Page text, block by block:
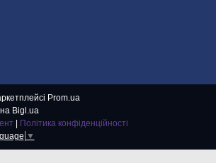
Prom.ua
Bigl.ua
| Політика конфіденційності
▼